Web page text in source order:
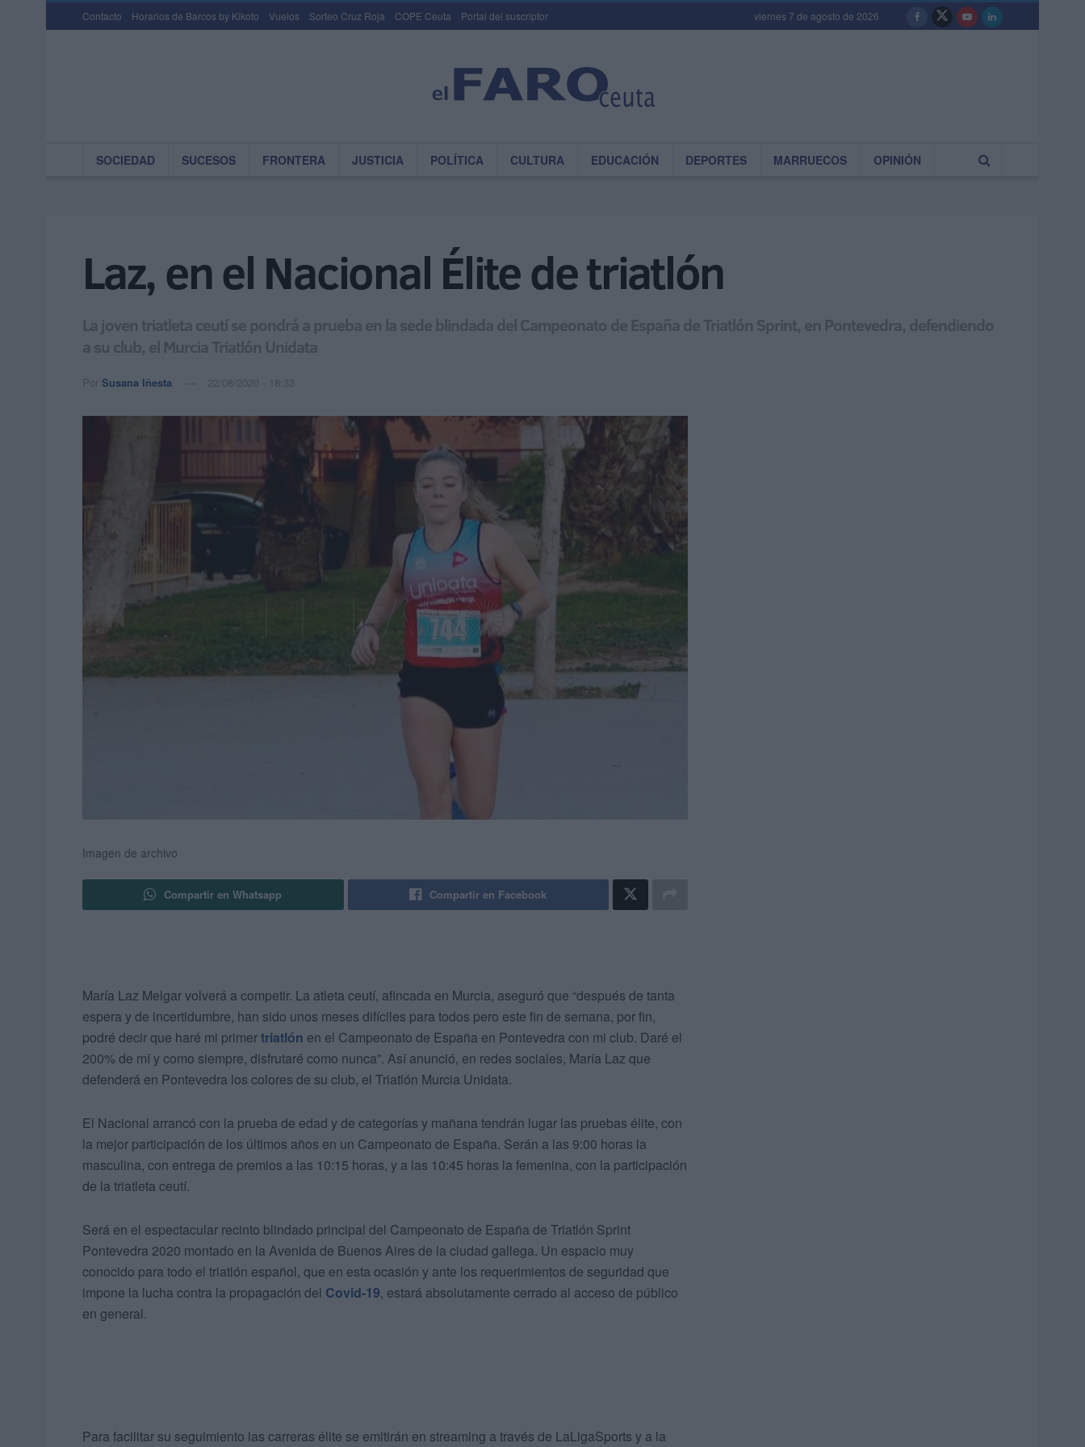
Contacto Horarios de Barcos by Kikoto Vuelos Sorteo Cruz Roja COPE Ceuta Portal del suscriptor viernes 7 de agosto de 2026
SOCIEDAD SUCESOS FRONTERA JUSTICIA POLÍTICA CULTURA EDUCACIÓN DEPORTES MARRUECOS OPINIÓN
Laz, en el Nacional Élite de triatlón
La joven triatleta ceutí se pondrá a prueba en la sede blindada del Campeonato de España de Triatlón Sprint, en Pontevedra, defendiendo
a su club, el Murcia Triatlón Unidata
Por Susana Iñesta 22/08/2020 - 18:33
Imagen de archivo
Compartir en Whatsapp Compartir en Facebook
María Laz Melgar volverá a competir. La atleta ceutí, afincada en Murcia, aseguró que “después de tanta
espera y de incertidumbre, han sido unos meses difíciles para todos pero este fin de semana, por fin,
podré decir que haré mi primertriatlón en el Campeonato de España en Pontevedra con mi club. Daré el
200% de mí y como siempre, disfrutaré como nunca”. Así anunció, en redes sociales, María Laz que
defenderá en Pontevedra los colores de su club, el Triatlón Murcia Unidata.
El Nacional arrancó con la prueba de edad y de categorías y mañana tendrán lugar las pruebas élite, con
la mejor participación de los últimos años en un Campeonato de España. Serán a las 9:00 horas la
masculina, con entrega de premios a las 10:15 horas, y a las 10:45 horas la femenina, con la participación
de la triatleta ceutí.
Será en el espectacular recinto blindado principal del Campeonato de España de Triatlón Sprint
Pontevedra 2020 montado en la Avenida de Buenos Aires de la ciudad gallega. Un espacio muy
conocido para todo el triatlón español, que en esta ocasión y ante los requerimientos de seguridad que
impone la lucha contra la propagación del Covid-19, estará absolutamente cerrado al acceso de público
en general.
Para facilitar su seguimiento las carreras élite se emitirán en streaming a través de LaLigaSports y a la